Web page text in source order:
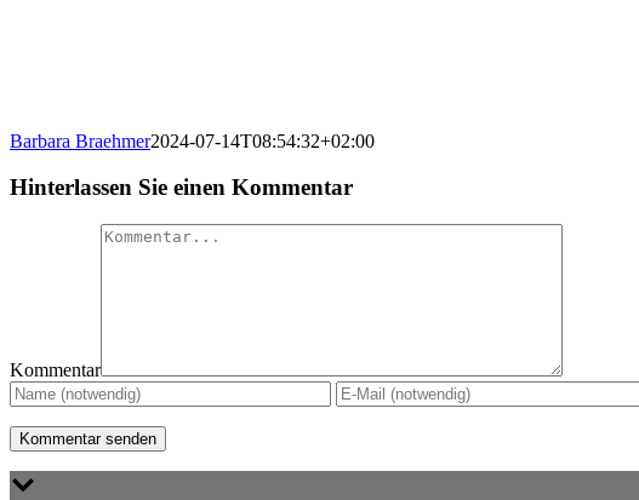
Barbara Braehmer2024-07-14T08:54:32+02:00
Hinterlassen Sie einen Kommentar
Kommentar